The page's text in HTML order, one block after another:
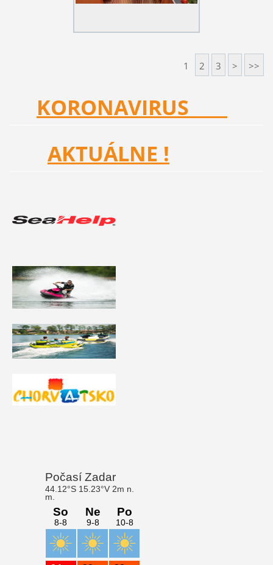
1 2 3 > >>
KORONAVIRUS
AKTUÁLNE !